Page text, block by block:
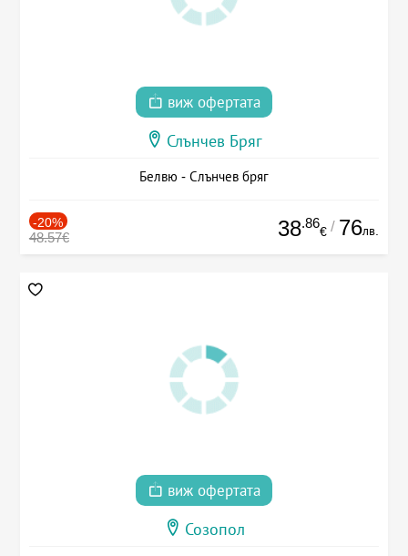
виж офертата
Слънчев Бряг
Белвю - Слънчев бряг
-20%
48.57€ 38.86
€ / 76лв.
виж офертата
Созопол